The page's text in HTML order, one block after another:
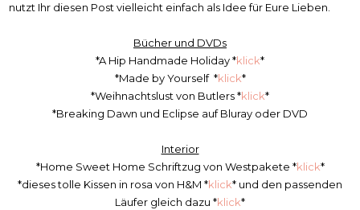
nutzt Ihr diesen Post vielleicht einfach als Idee für Eure Lieben.
Bücher und DVDs
*A Hip Handmade Holiday *klick*
*Made by Yourself *klick*
*Weihnachtslust von Butlers *klick*
*Breaking Dawn und Eclipse auf Bluray oder DVD
Interior
*Home Sweet Home Schriftzug von Westpakete *klick*
*dieses tolle Kissen in rosa von H&M *klick* und den passenden
Läufer gleich dazu *klick*